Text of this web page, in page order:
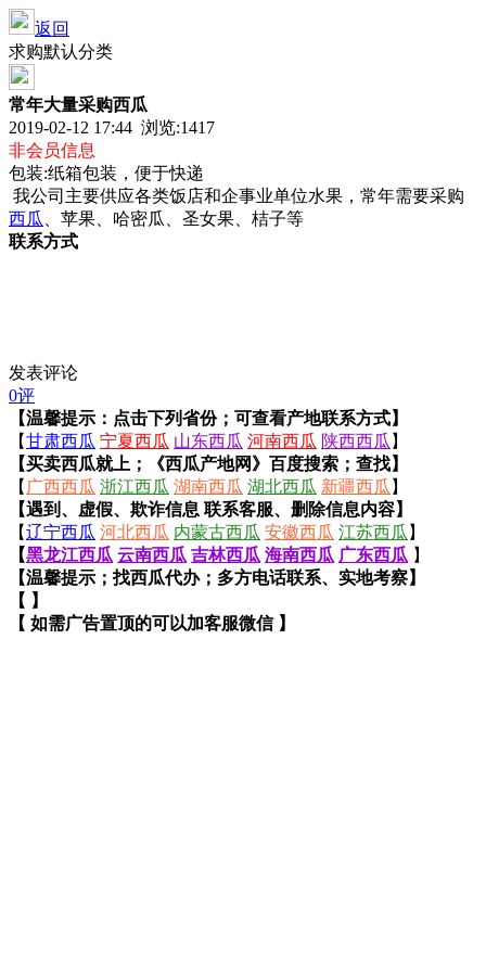
返回
求购默认分类
常年大量采购西瓜
2019-02-12 17:44 浏览:1417
非会员信息
包装:纸箱包装，便于快递
我公司主要供应各类饭店和企事业单位水果，常年需要采购
西瓜
、苹果、哈密瓜、圣女果、桔子等
联系方式
发表评论
0评
【温馨提示：点击下列省份；可查看产地联系方式】
【甘肃西瓜 宁夏西瓜 山东西瓜 河南西瓜 陕西西瓜 】
【买卖西瓜就上；《西瓜产地网》百度搜索；查找】
【 广西西瓜 浙江西瓜 湖南西瓜 湖北西瓜 新疆西瓜 】
【遇到、虚假、欺诈信息 联系客服、删除信息内容】
【辽宁西瓜 河北西瓜 内蒙古西瓜 安徽西瓜 江苏西瓜 】
【黑龙江西瓜 云南西瓜 吉林西瓜 海南西瓜 广东西瓜 】
【温馨提示；找西瓜代办；多方电话联系、实地考察】
【 】
【 如需广告置顶的可以加客服微信 】